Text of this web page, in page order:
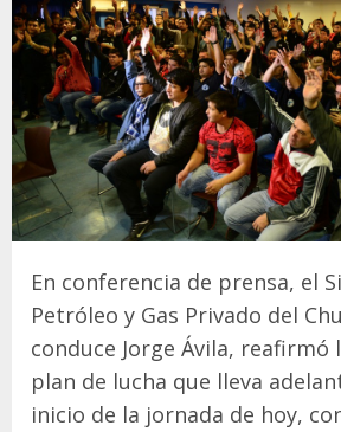
En conferencia de prensa, el
Petróleo y Gas Privado del
conduce Jorge Ávila, reafirmó
plan de lucha que lleva
inicio de la jornada de hoy,